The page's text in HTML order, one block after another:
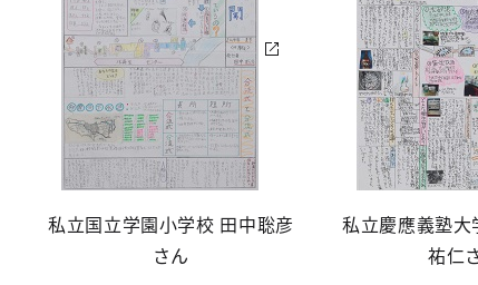
私立国立学園小学校 田中聡彦
さん
私立慶應義塾
祐仁